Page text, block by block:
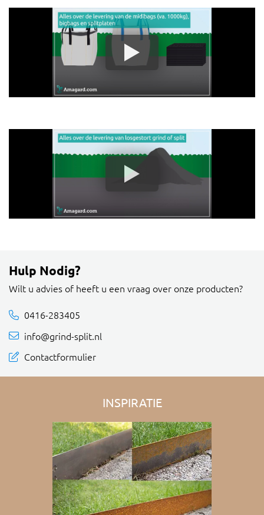
Hulp Nodig?
Wilt u advies of heeft u een vraag over onze producten?
0416-283405
info@grind-split.nl
Contactformulier
INSPIRATIE